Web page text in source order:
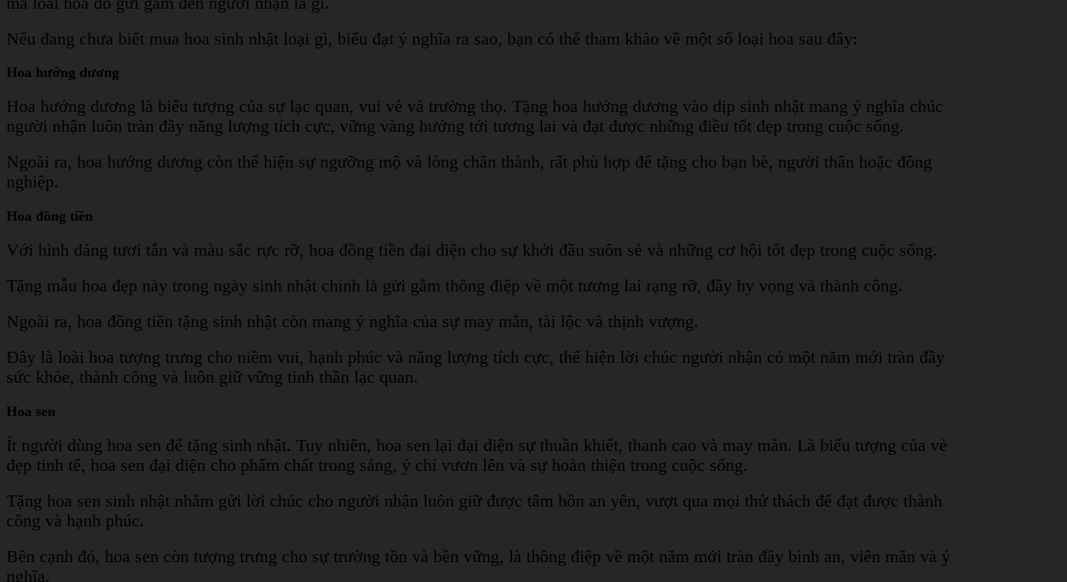
Nếu đang chưa biết mua hoa sinh nhật loại gì, biểu đạt ý nghĩa ra sao, bạn có thể tham khảo về một số loại hoa sau đây:
Hoa hướng dương
Hoa hướng dương là biểu tượng của sự lạc quan, vui vẻ và trường thọ. Tặng hoa hướng dương vào dịp sinh nhật mang ý nghĩa chúc
người nhận luôn tràn đầy năng lượng tích cực, vững vàng hướng tới tương lai và đạt được những điều tốt đẹp trong cuộc sống.
Ngoài ra, hoa hướng dương còn thể hiện sự ngưỡng mộ và lòng chân thành, rất phù hợp để tặng cho bạn bè, người thân hoặc đồng
nghiệp.
Hoa đồng tiền
Với hình dáng tươi tắn và màu sắc rực rỡ, hoa đồng tiền đại diện cho sự khởi đầu suôn sẻ và những cơ hội tốt đẹp trong cuộc sống.
Tặng mẫu hoa đẹp này trong ngày sinh nhật chính là gửi gắm thông điệp về một tương lai rạng rỡ, đầy hy vọng và thành công.
Ngoài ra, hoa đồng tiền tặng sinh nhật còn mang ý nghĩa của sự may mắn, tài lộc và thịnh vượng.
Đây là loài hoa tượng trưng cho niềm vui, hạnh phúc và năng lượng tích cực, thể hiện lời chúc người nhận có một năm mới tràn đầy
sức khỏe, thành công và luôn giữ vững tinh thần lạc quan.
Hoa sen
Ít người dùng hoa sen để tặng sinh nhật. Tuy nhiên, hoa sen lại đại diện sự thuần khiết, thanh cao và may mắn. Là biểu tượng của vẻ
đẹp tinh tế, hoa sen đại diện cho phẩm chất trong sáng, ý chí vươn lên và sự hoàn thiện trong cuộc sống.
Tặng hoa sen sinh nhật nhằm gửi lời chúc cho người nhận luôn giữ được tâm hồn an yên, vượt qua mọi thử thách để đạt được thành
công và hạnh phúc.
Bên cạnh đó, hoa sen còn tượng trưng cho sự trường tồn và bền vững, là thông điệp về một năm mới tràn đầy bình an, viên mãn và ý
nghĩa.